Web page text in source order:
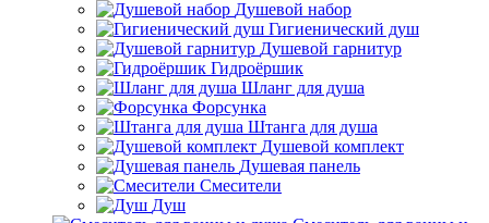
Душевой набор
Гигиенический душ
Душевой гарнитур
Гидроёршик
Шланг для душа
Форсунка
Штанга для душа
Душевой комплект
Душевая панель
Смесители
Душ